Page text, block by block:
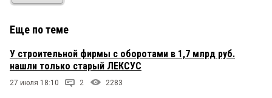
Еще по теме
У строительной фирмы с оборотами в 1,7 млрд руб.
нашли только старый ЛЕКСУС
27 июля 18:10 2 2283